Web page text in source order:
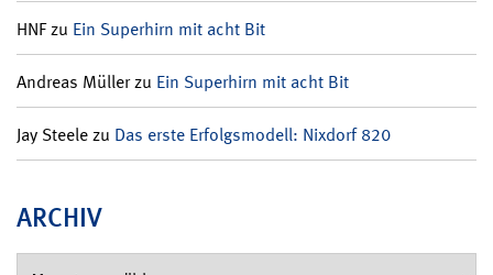
HNFzu Ein Superhirn mit acht Bit
Andreas Müllerzu Ein Superhirn mit acht Bit
Jay Steelezu Das erste Erfolgsmodell: Nixdorf 820
ARCHIV